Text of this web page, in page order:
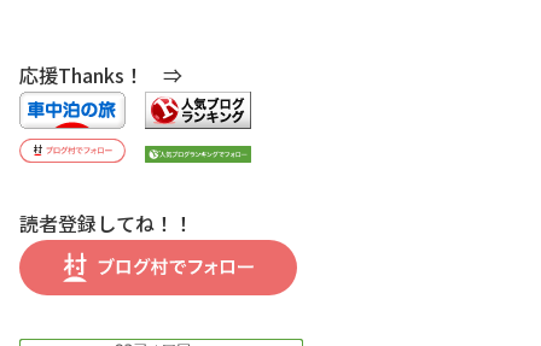
応援Thanks！ ⇒
読者登録してね！！